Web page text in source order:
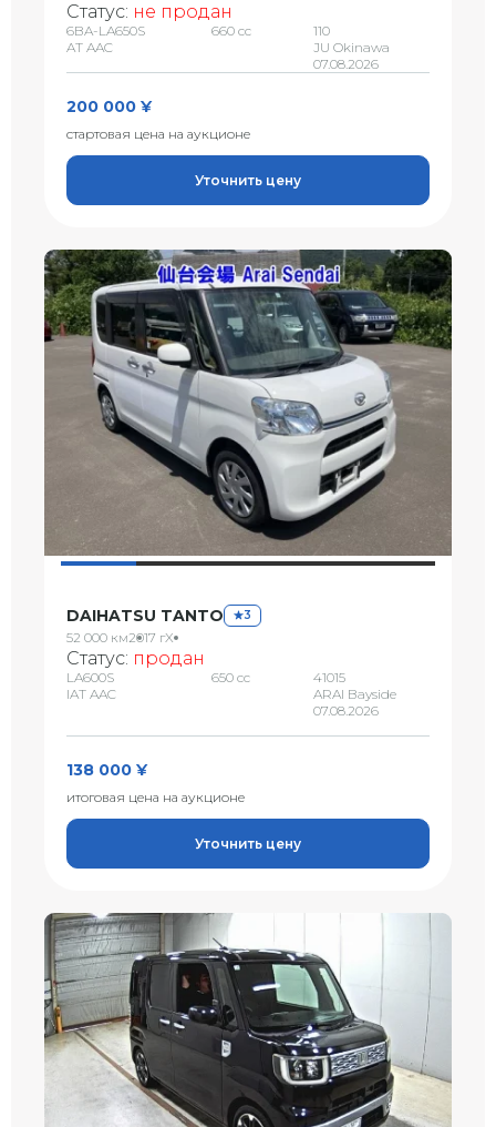
Статус: не продан
6BA-LA650S
AT AAC
660 сс
110
JU Okinawa
07.08.2026
200 000 ¥
стартовая цена на аукционе
Уточнить цену
DAIHATSU TANTO 3
52 000 км2017 гX
Статус: продан
LA600S
IAT AAC
650 сс
41015
ARAI Bayside
07.08.2026
138 000 ¥
итоговая цена на аукционе
Уточнить цену